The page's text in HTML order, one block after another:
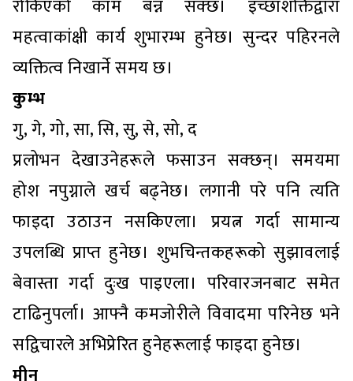
रोकिएको काम बन्न सक्छ। इच्छाशक्तिद्वारा
महत्वाकांक्षी कार्य शुभारम्भ हुनेछ। सुन्दर पहिरनले
व्यक्तित्व निखार्ने समय छ।
कुम्भ
गु, गे, गो, सा, सि, सु, से, सो, द
प्रलोभन देखाउनेहरूले फसाउन सक्छन्। समयमा
होश नपुग्नाले खर्च बढ्नेछ। लगानी परे पनि त्यति
फाइदा उठाउन नसकिएला। प्रयत्न गर्दा सामान्य
उपलब्धि प्राप्त हुनेछ। शुभचिन्तकहरूको सुझावलाई
बेवास्ता गर्दा दुःख पाइएला। परिवारजनबाट समेत
टाढिनुपर्ला। आफ्नै कमजोरीले विवादमा परिनेछ भने
सद्विचारले अभिप्रेरित हुनेहरूलाई फाइदा हुनेछ।